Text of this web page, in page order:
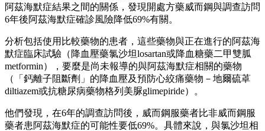
阿茲海默症結果之間的關係，發現開處方藥威而鋼與調查訪問
6年後阿茲海默症確診風險降低69%有關。
分析包括使用比較藥物的患者，這些藥物與正在進行的阿茲海
默症臨床試驗（降血壓藥氯沙坦losartan或降血糖藥二甲雙胍
metformin），要麼是尚未報導的與阿茲海默症相關的藥物
（「鈣離子阻斷劑」的降血壓及預防心絞痛藥物－地爾硫䓬
diltiazem或抗糖尿病藥物格列美脲glimepiride）。
他們發現，在6年的調查訪問後，威而鋼服藥者比非威而鋼服
藥者患阿茲海默症的可能性要低69%。具體來說，與氯沙坦相